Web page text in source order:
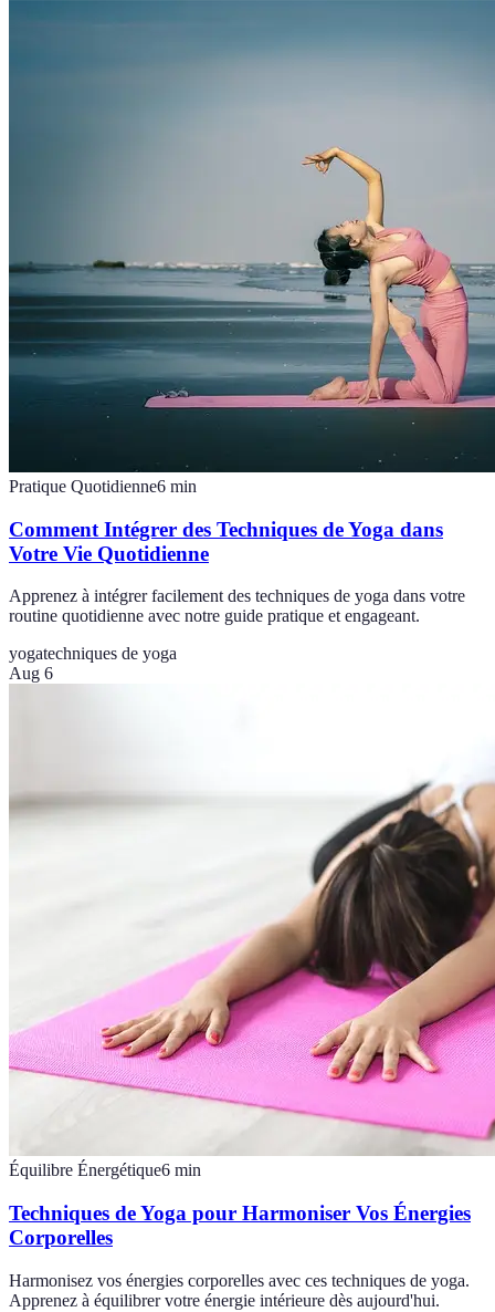
Pratique Quotidienne6 min
Comment Intégrer des Techniques de Yoga dans
Votre Vie Quotidienne
Apprenez à intégrer facilement des techniques de yoga dans votre
routine quotidienne avec notre guide pratique et engageant.
yogatechniques de yoga
Aug 6
Équilibre Énergétique6 min
Techniques de Yoga pour Harmoniser Vos Énergies
Corporelles
Harmonisez vos énergies corporelles avec ces techniques de yoga.
Apprenez à équilibrer votre énergie intérieure dès aujourd'hui.